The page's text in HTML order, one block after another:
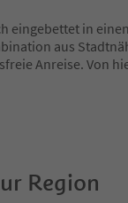
eingebettet in
aus
Anreise. Von
Region